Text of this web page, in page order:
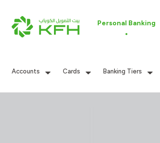
Personal Banking
Accounts Cards Banking Tiers